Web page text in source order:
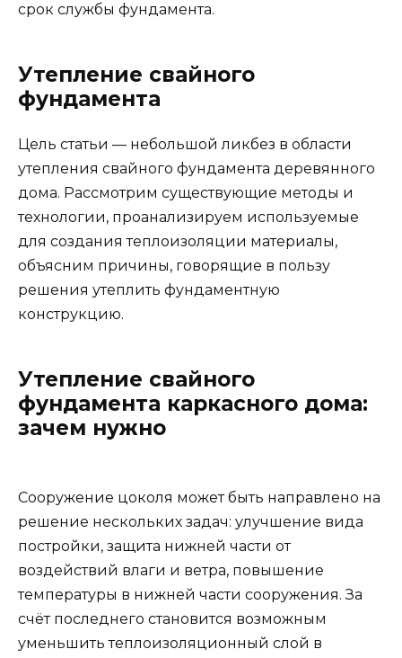
срок службы фундамента.
Утепление свайного
фундамента
Цель статьи — небольшой ликбез в области
утепления свайного фундамента деревянного
дома. Рассмотрим существующие методы и
технологии, проанализируем используемые
для создания теплоизоляции материалы,
объясним причины, говорящие в пользу
решения утеплить фундаментную
конструкцию.
Утепление свайного
фундамента каркасного дома:
зачем нужно
Сооружение цоколя может быть направлено на
решение нескольких задач: улучшение вида
постройки, защита нижней части от
воздействий влаги и ветра, повышение
температуры в нижней части сооружения. За
счёт последнего становится возможным
уменьшить теплоизоляционный слой в